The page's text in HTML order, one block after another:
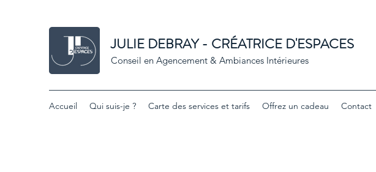
JULIE DEBRAY - CRÉATRICE D'ESPACES
Conseil en Agencement & Ambiances Intérieures
Accueil Qui suis-je ? Carte des services et tarifs Offrez un cadeau Contact